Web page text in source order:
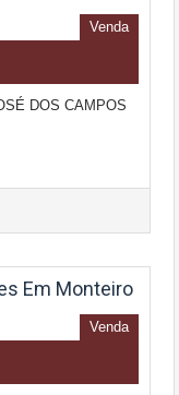
Venda
DOS CAMPOS
Em Monteiro
Venda